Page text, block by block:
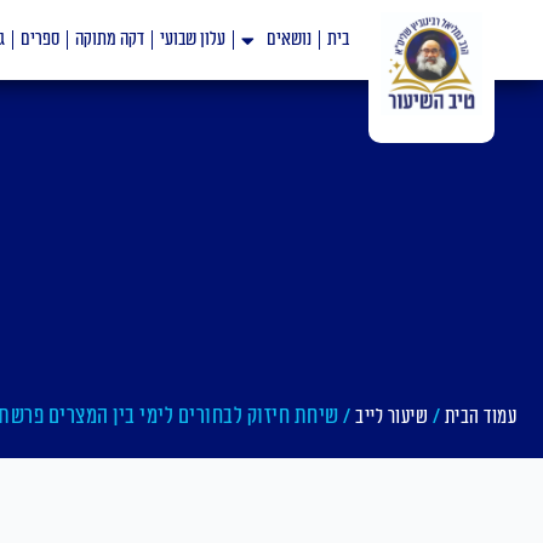
בית נושאים עלון שבועי דקה מתוקה ספרים
עמוד הבית / שיעור לייב / שיחת חיזוק לבחורים לימי בין המצרים